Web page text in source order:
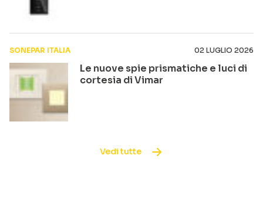
SONEPAR ITALIA 02 LUGLIO 2026
Le nuove spie prismatiche e luci di
cortesia di Vimar
Vedi tutte